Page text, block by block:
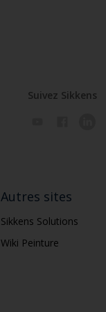
Suivez Sikkens
Autres sites
Sikkens Solutions
Wiki Peinture